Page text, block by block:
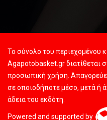
Το σύνολο του περιεχομένου
Agapotobasket.gr διατίθεται
προσωπική χρήση.
σε οποιοδήποτε μέσο, μετά ή
άδεια του εκδότη.
Powered and supported by